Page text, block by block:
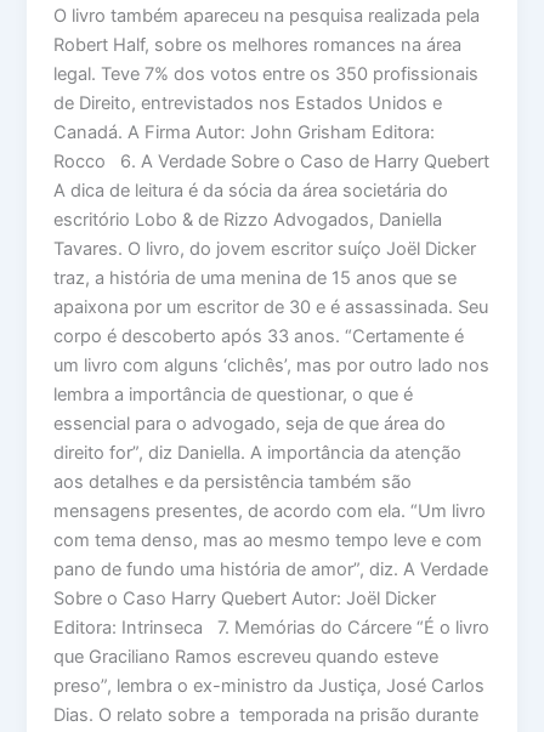
O livro também apareceu na pesquisa realizada pela
Robert Half, sobre os melhores romances na área
legal. Teve 7% dos votos entre os 350 profissionais
de Direito, entrevistados nos Estados Unidos e
Canadá. A Firma Autor: John Grisham Editora:
Rocco 6. A Verdade Sobre o Caso de Harry Quebert
A dica de leitura é da sócia da área societária do
escritório Lobo & de Rizzo Advogados, Daniella
Tavares. O livro, do jovem escritor suíço Joël Dicker
traz, a história de uma menina de 15 anos que se
apaixona por um escritor de 30 e é assassinada. Seu
corpo é descoberto após 33 anos. “Certamente é
um livro com alguns ‘clichês’, mas por outro lado nos
lembra a importância de questionar, o que é
essencial para o advogado, seja de que área do
direito for”, diz Daniella. A importância da atenção
aos detalhes e da persistência também são
mensagens presentes, de acordo com ela. “Um livro
com tema denso, mas ao mesmo tempo leve e com
pano de fundo uma história de amor”, diz. A Verdade
Sobre o Caso Harry Quebert Autor: Joël Dicker
Editora: Intrinseca 7. Memórias do Cárcere “É o livro
que Graciliano Ramos escreveu quando esteve
preso”, lembra o ex-ministro da Justiça, José Carlos
Dias. O relato sobre a temporada na prisão durante